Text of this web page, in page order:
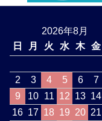
2026年8月
日
月 火 水 木 金
2
3 4 5 6 7
9
10 11 12 13 14
16 17 18 19 20 21